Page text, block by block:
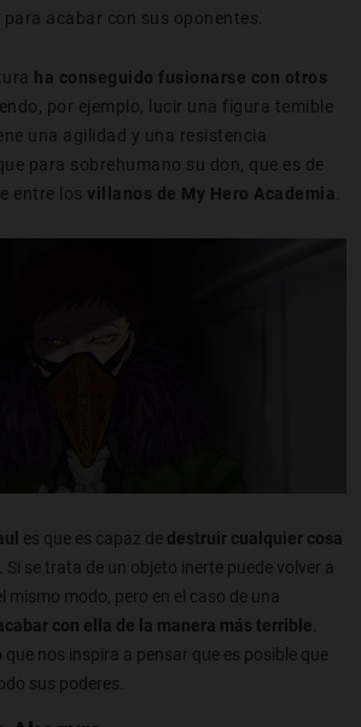
acabar con sus oponentes.
ha conseguido fusionarse con otros
por ejemplo, lucir una figura temible
una agilidad y una resistencia
para sobrehumano su don, que es de
entre los villanos de My Hero Academia
es que es capaz de destruir cualquier cosa
. Si se trata de un objeto inerte puede volver a
mismo modo, pero en el caso de una
con ella de la manera más terrible
que nos inspira a pensar que es posible que
sus poderes.